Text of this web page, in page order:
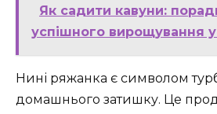
Як садити кавуни:
успішного вирощування
Нині ряжанка є символом
домашнього затишку. Це